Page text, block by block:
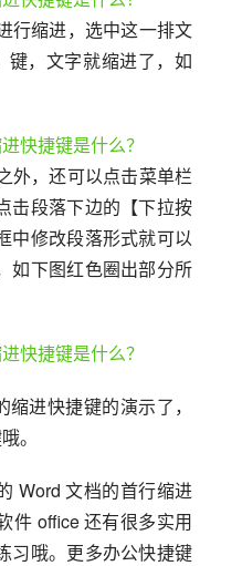
行缩进，选中这一排文
键，文字就缩进了，如
外，还可以点击菜单栏
击段落下边的【下拉按
中修改段落形式就可以
如下图红色圈出部分所
进快捷键的演示了，
。
Word 文档的首行缩进
件 office 还有很多实用
习哦。更多办公快捷键